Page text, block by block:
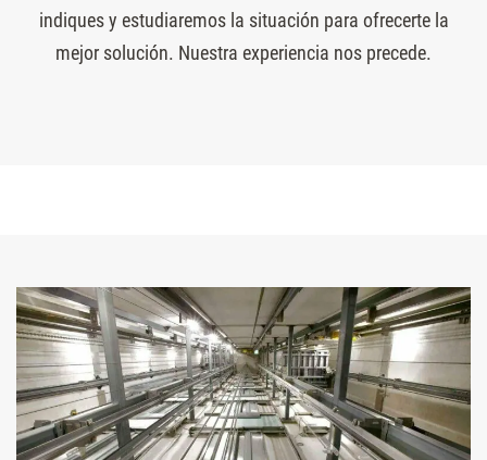
indiques y estudiaremos la situación para ofrecerte la
mejor solución. Nuestra experiencia nos precede.